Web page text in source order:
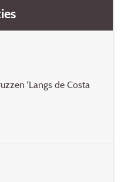
'Langs de Costa